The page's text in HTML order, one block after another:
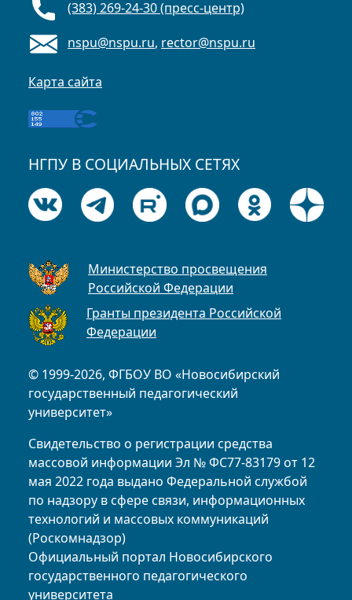
© 1999-2026, ФГБОУ ВО «Новосибирский
государственный педагогический
университет»
Свидетельство о регистрации средства
массовой информации Эл № ФС77-83179 от 12
мая 2022 года выдано Федеральной службой
по надзору в сфере связи, информационных
технологий и массовых коммуникаций
(Роскомнадзор)
Официальный портал Новосибирского
государственного педагогического
университета
(383) 269-24-30 (пресс-центр)
nspu@nspu.ru, rector@nspu.ru
Карта сайта
НГПУ В СОЦИАЛЬНЫХ СЕТЯХ
Министерство просвещения
Российской Федерации
Гранты президента Российской
Федерации